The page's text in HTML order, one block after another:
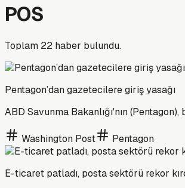
POS
Toplam 22 haber bulundu.
Pentagon’dan gazetecilere giriş yasağı
ABD Savunma Bakanlığı'nın
Washington Post Pentagon
E-ticaret patladı, posta sektörü rekor